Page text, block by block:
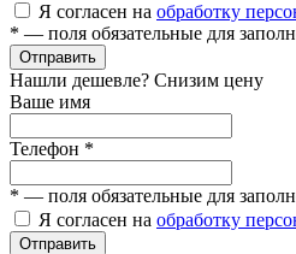
Я согласен на обработку
* — поля обязательные для
Отправить
Нашли дешевле? Снизим цену
Ваше имя
Телефон *
* — поля обязательные для
Я согласен на обработку
Отправить